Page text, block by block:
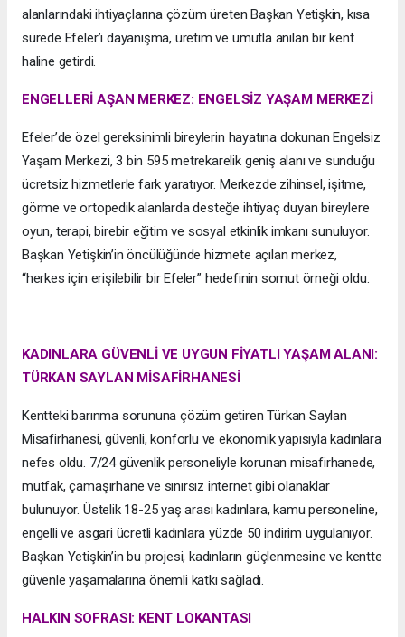
alanlarındaki ihtiyaçlarına çözüm üreten Başkan Yetişkin, kısa
sürede Efeler’i dayanışma, üretim ve umutla anılan bir kent
haline getirdi.
ENGELLERİ AŞAN MERKEZ: ENGELSİZ YAŞAM MERKEZİ
Efeler’de özel gereksinimli bireylerin hayatına dokunan Engelsiz
Yaşam Merkezi, 3 bin 595 metrekarelik geniş alanı ve sunduğu
ücretsiz hizmetlerle fark yaratıyor. Merkezde zihinsel, işitme,
görme ve ortopedik alanlarda desteğe ihtiyaç duyan bireylere
oyun, terapi, birebir eğitim ve sosyal etkinlik imkanı sunuluyor.
Başkan Yetişkin’in öncülüğünde hizmete açılan merkez,
“herkes için erişilebilir bir Efeler” hedefinin somut örneği oldu.
KADINLARA GÜVENLİ VE UYGUN FİYATLI YAŞAM ALANI:
TÜRKAN SAYLAN MİSAFİRHANESİ
Kentteki barınma sorununa çözüm getiren Türkan Saylan
Misafirhanesi, güvenli, konforlu ve ekonomik yapısıyla kadınlara
nefes oldu. 7/24 güvenlik personeliyle korunan misafirhanede,
mutfak, çamaşırhane ve sınırsız internet gibi olanaklar
bulunuyor. Üstelik 18-25 yaş arası kadınlara, kamu personeline,
engelli ve asgari ücretli kadınlara yüzde 50 indirim uygulanıyor.
Başkan Yetişkin’in bu projesi, kadınların güçlenmesine ve kentte
güvenle yaşamalarına önemli katkı sağladı.
HALKIN SOFRASI: KENT LOKANTASI